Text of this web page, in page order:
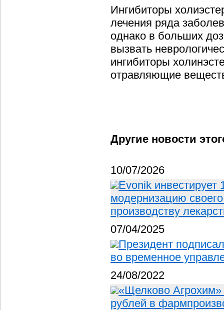
Ингибиторы
лечения ряда
однако в больших
вызвать
ингибиторы
отравляющие
Другие новости
10/07/2026
Evonik
модернизацию
производству
07/04/2025
Президент
во временное
24/08/2022
«Щелково
рублей в